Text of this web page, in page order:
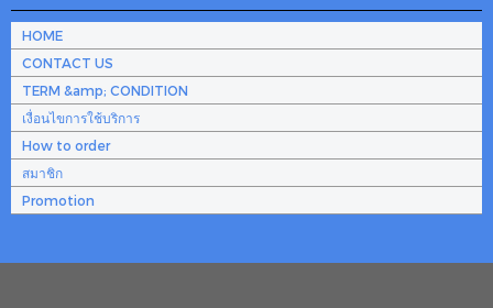
HOME
CONTACT US
TERM &amp; CONDITION
เงื่อนไขการใช้บริการ
How to order
สมาชิก
Promotion